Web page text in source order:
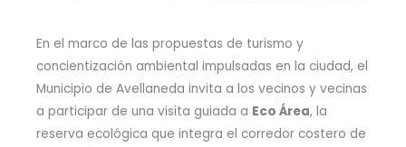
En el marco de las propuestas de turismo y
concientización ambiental impulsadas en la ciudad, el
Municipio de Avellaneda invita a los vecinos y vecinas
a participar de una visita guiada a Eco Área, la
reserva ecológica que integra el corredor costero de